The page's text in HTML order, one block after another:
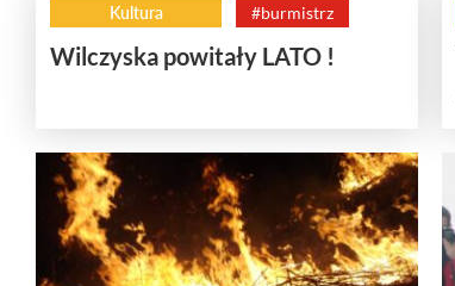
Kultura #burmistrz
Wilczyska powitały LATO !